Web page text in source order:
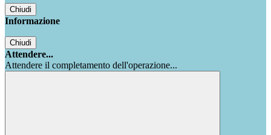
Chiudi
Informazione
Chiudi
Attendere...
Attendere il completamento dell'operazione...